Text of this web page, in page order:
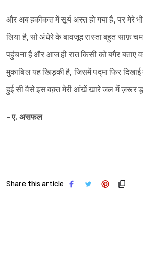
और अब हकीकत में सूर्य अस्त हो गया है, पर मेरे
लिया है, सो अंधेरे के बावजूद रास्ता बहुत साफ़
पहुंचना है और आज ही रात किसी को बगैर बताए
मुकाबिल यह खिड़की है, जिसमें पद्मा फिर दिखाई
हुई सी वैसे इस वक़्त मेरी आंखें खारे जल में ज़रूर
-ए. असफल
Share this article